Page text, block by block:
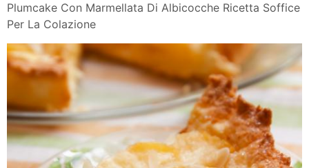
Plumcake Con Marmellata Di Albicocche Ricetta Soffice
Per La Colazione